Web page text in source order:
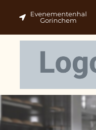
Evenementenhal
Gorinchem